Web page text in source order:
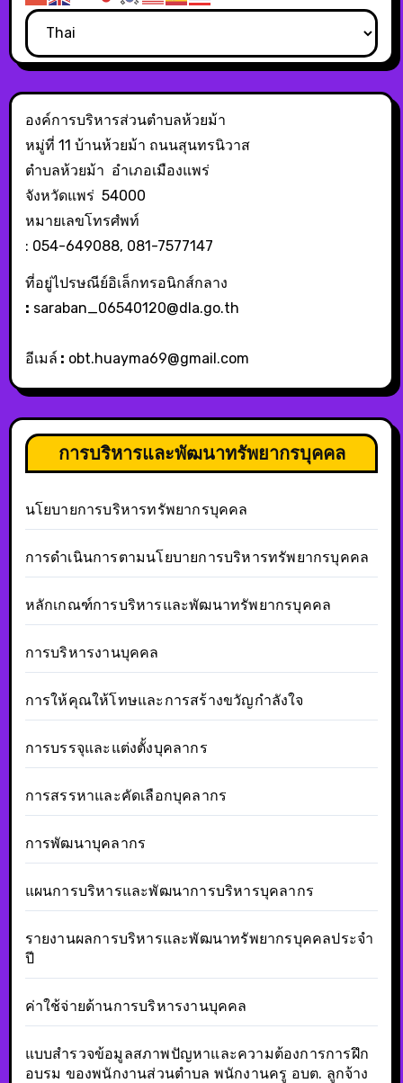
องค์การบริหารส่วนตำบลห้วยม้า
หมู่ที่ 11 บ้านห้วยม้า ถนนสุนทรนิวาส
ตำบลห้วยม้า อำเภอเมืองแพร่
จังหวัดแพร่ 54000
หมายเลขโทรศํพท์
: 054-649088, 081-7577147
ที่อยู่ไปรษณีย์อิเล็กทรอนิกส์กลาง
: saraban_06540120@dla.go.th
อีเมล์ : obt.huayma69@gmail.com
การบริหารและพัฒนาทรัพยากรบุคคล
นโยบายการบริหารทรัพยากรบุคคล
การดำเนินการตามนโยบายการบริหารทรัพยากรบุคคล
หลักเกณฑ์การบริหารและพัฒนาทรัพยากรบุคคล
การบริหารงานบุคคล
การให้คุณให้โทษและการสร้างขวัญกำลังใจ
การบรรจุและแต่งตั้งบุคลากร
การสรรหาและคัดเลือกบุคลากร
การพัฒนาบุคลากร
แผนการบริหารและพัฒนาการบริหารบุคลากร
รายงานผลการบริหารและพัฒนาทรัพยากรบุคคลประจำ
ปี
ค่าใช้จ่ายด้านการบริหารงานบุคคล
แบบสำรวจข้อมูลสภาพปัญหาและความต้องการการฝึก
อบรม ของพนักงานส่วนตำบล พนักงานครู อบต. ลูกจ้าง